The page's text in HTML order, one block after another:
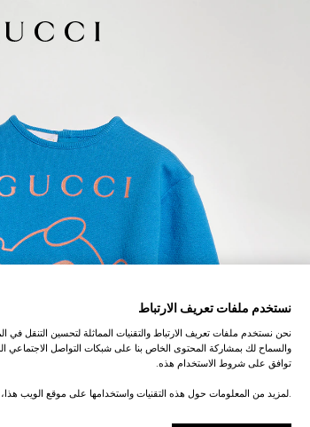
نستخدم ملفات تعريف الارتباط
نحن نستخدم ملفات تعريف الارتباط والتقنيات المماثلة لتحسين التنقل في
والسماح لك بمشاركة المحتوى الخاص بنا على شبكات التواصل الاجتماعي
توافق على شروط الاستخدام هذه.
.لمزيد من المعلومات حول هذه التقنيات واستخدامها على موقع الويب